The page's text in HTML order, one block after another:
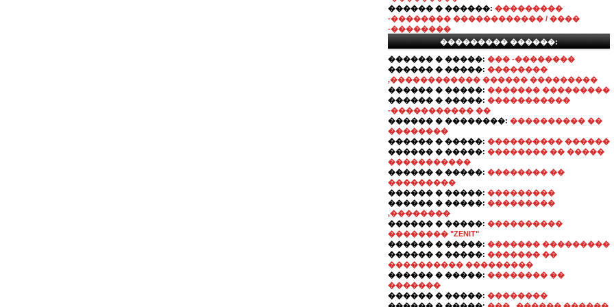
������ � ������: ���������
-�������� ������������ / ����
-��������
��������� ������:
������ � �����: ��� -��������
������ � �����: ��������
,������������ ������ ���������
������ � �����: ������� ���������
������ � �����: �����������
-����������� ��
������ � ��������: ���������� ��
��������
������ � �����: ���������� ������
������ � �����: �������� �� �����
�����������
������ � �����: �������� ��
���������
������ � �����: ���������
������ � �����: ���������
,��������
������ � �����: ����������
�������� "ZENIT"
������ � �����: ������� ���������
������ � �����: ������� ��
���������� ���������
������ � �����: �������� ��
�������
������ � �����: ��������